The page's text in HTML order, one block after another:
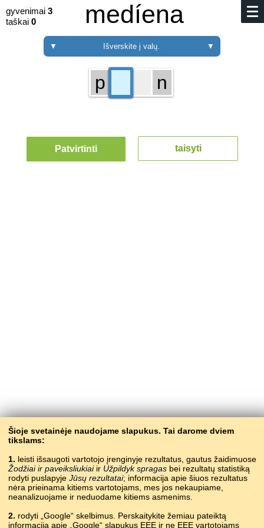
gyvenimai 3
taškai 0 medíena
▼ Išverskite į valų. ▼
Šioje svetainėje naudojame slapukus. Tai darome dviem
tikslams:
1. leisti išsaugoti vartotojo įrenginyje rezultatus, gautus žaidimuose
Žodžiai ir paveiksliukiaiir Užpildyk spragas bei rezultatų statistiką
rodyti puslapyje Jūsų rezultatai; informacija apie šiuos rezultatus
nėra prieinama kitiems vartotojams, mes jos nekaupiame,
neanalizuojame ir neduodame kitiems asmenims.
2. rodyti „Google“ skelbimus. Perskaitykite žemiau pateiktą
informaciją apie „Google“ slapukus EEE ir ne EEE vartotojams